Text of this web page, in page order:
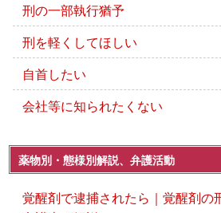
刑の一部執行猶予
刑を軽くしてほしい
自首したい
会社等に知られたくない
薬物別・態様別解説、弁護活動
覚醒剤で逮捕されたら｜覚醒剤の